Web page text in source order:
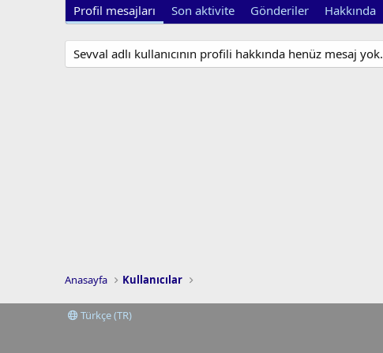
Profil mesajları Son aktivite Gönderiler Hakkında
Sevval adlı kullanıcının profili hakkında henüz mesaj yok.
Anasayfa Kullanıcılar
Türkçe (TR)